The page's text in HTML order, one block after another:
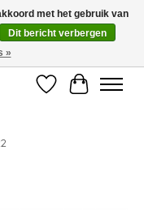
60.67.34 ofciba@skynet.be
Verlanglijst
met het gebruik van
Dit bericht verbergen
»